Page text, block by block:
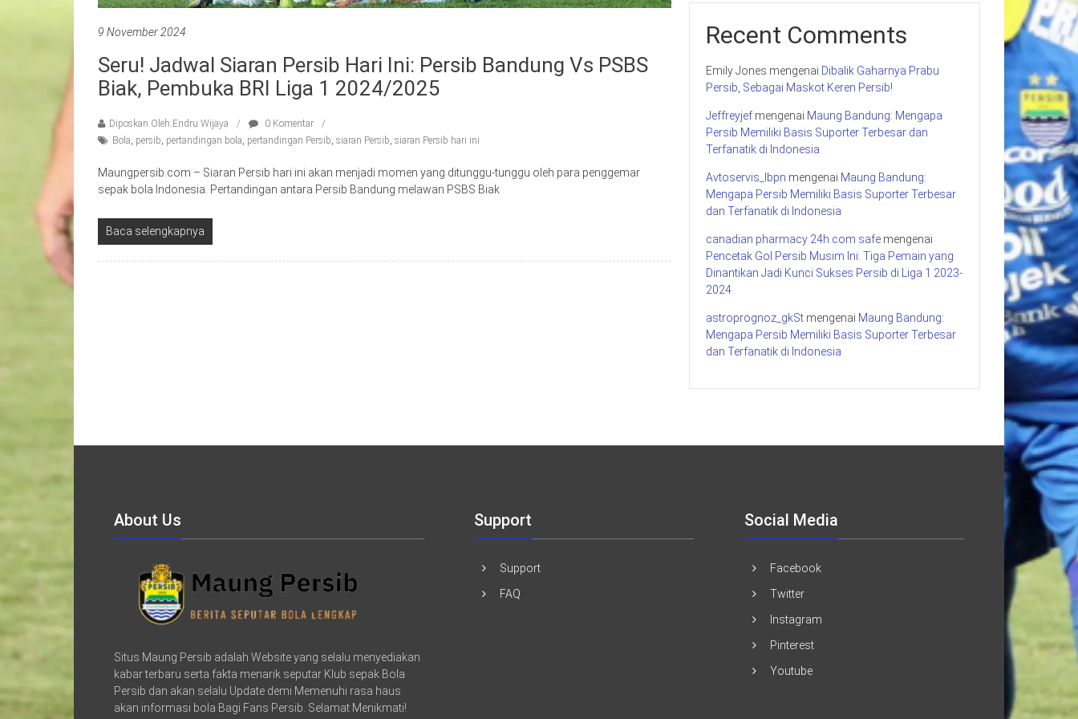
9 November 2024
Seru! Jadwal Siaran Persib Hari Ini: Persib Bandung Vs PSBS
Biak, Pembuka BRI Liga 1 2024/2025
Diposkan Oleh:Endru Wijaya
0 Komentar
Bola, persib, pertandingan bola, pertandingan Persib, siaran Persib, siaran Persib hari ini
Maungpersib.com – Siaran Persib hari ini akan menjadi momen yang ditunggu-tunggu oleh para penggemar
sepak bola Indonesia. Pertandingan antara Persib Bandung melawan PSBS Biak
Baca selengkapnya
Recent Comments
Emily Jones mengenai Dibalik Gaharnya Prabu
Persib, Sebagai Maskot Keren Persib!
Jeffreyjef mengenai Maung Bandung: Mengapa
Persib Memiliki Basis Suporter Terbesar dan
Terfanatik di Indonesia
Avtoservis_lbpn mengenai Maung Bandung:
Mengapa Persib Memiliki Basis Suporter Terbesar
dan Terfanatik di Indonesia
canadian pharmacy 24h com safe mengenai
Pencetak Gol Persib Musim Ini: Tiga Pemain yang
Dinantikan Jadi Kunci Sukses Persib di Liga 1 2023-
2024
astroprognoz_gkSt mengenai Maung Bandung:
Mengapa Persib Memiliki Basis Suporter Terbesar
dan Terfanatik di Indonesia
About Us
Situs Maung Persib adalah Website yang selalu menyediakan
kabar terbaru serta fakta menarik seputar Klub sepak Bola
Persib dan akan selalu Update demi Memenuhi rasa haus
akan informasi bola Bagi Fans Persib. Selamat Menikmati!
Support
Support
FAQ
Social Media
Facebook
Twitter
Instagram
Pinterest
Youtube